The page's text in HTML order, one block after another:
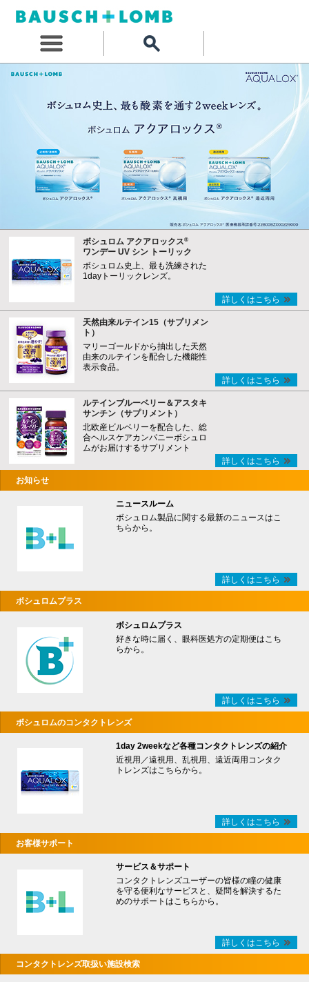
ボシュロム アクアロックス®
ワンデー UV シン トーリック
ボシュロム史上、最も洗練された
1dayトーリックレンズ。
詳しくはこちら
天然由来ルテイン15（サプリメン
ト）
マリーゴールドから抽出した天然
由来のルテインを配合した機能性
表示食品。
詳しくはこちら
ルテインブルーベリー＆アスタキ
サンチン（サプリメント）
北欧産ビルベリーを配合した、総
合ヘルスケアカンパニーボシュロ
ムがお届けするサプリメント
詳しくはこちら
お知らせ
ニュースルーム
ボシュロム製品に関する最新のニュースはこ
ちらから。
詳しくはこちら
ボシュロムプラス
ボシュロムプラス
好きな時に届く、眼科医処方の定期便はこち
らから。
詳しくはこちら
ボシュロムのコンタクトレンズ
1day 2weekなど各種コンタクトレンズの紹介
近視用／遠視用、乱視用、遠近両用コンタク
トレンズはこちらから。
詳しくはこちら
お客様サポート
サービス＆サポート
コンタクトレンズユーザーの皆様の瞳の健康
を守る便利なサービスと、疑問を解決するた
めのサポートはこちらから。
詳しくはこちら
コンタクトレンズ取扱い施設検索